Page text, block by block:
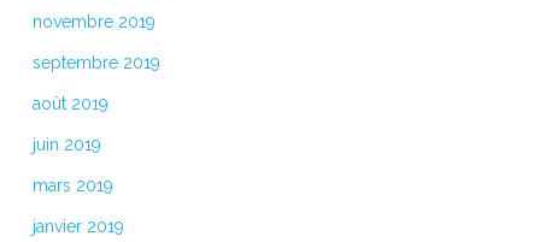
novembre 2019
septembre 2019
août 2019
juin 2019
mars 2019
janvier 2019